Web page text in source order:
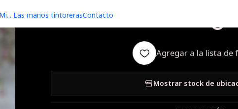
Las manos tintorerasContacto
Agregar a la lista de
Mostrar stock de